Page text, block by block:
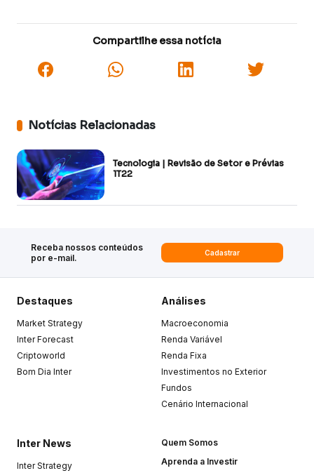
Compartilhe essa notícia
Notícias Relacionadas
Tecnologia | Revisão de Setor e Prévias
1T22
Receba nossos conteúdos
por e-mail.
Cadastrar
Destaques
Market Strategy
Inter Forecast
Criptoworld
Bom Dia Inter
Análises
Macroeconomia
Renda Variável
Renda Fixa
Investimentos no Exterior
Fundos
Cenário Internacional
Inter News
Inter Strategy
Quem Somos
Aprenda a Investir